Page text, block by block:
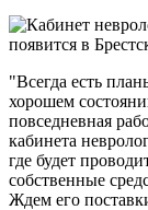
"Всегда есть
хорошем
повседневная
кабинета
где будет
собственные
Ждем его